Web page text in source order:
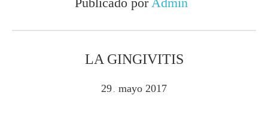
LA GINGIVITIS
29 . mayo 2017